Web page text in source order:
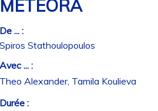
... :
Stathoulopoulos
... :
Alexander, Tamila Koulieva
: